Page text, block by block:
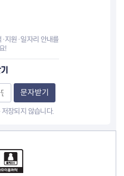
지원·일자리 안내를
!
문자받기
장되지 않습니다.